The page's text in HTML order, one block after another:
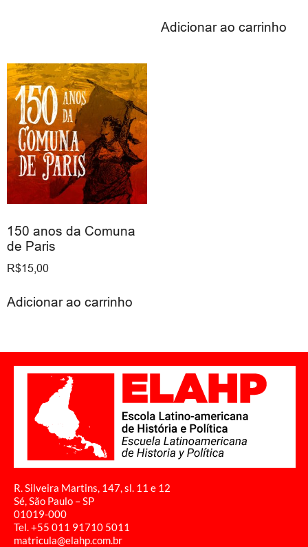
Adicionar ao carrinho
150 anos da Comuna
de Paris
R$15,00
Adicionar ao carrinho
R. Silveira Martins, 147, sl. 11 e 12
Sé, São Paulo – SP
01019-000
Tel. +55 011 91710 5011
matricula@elahp.com.br